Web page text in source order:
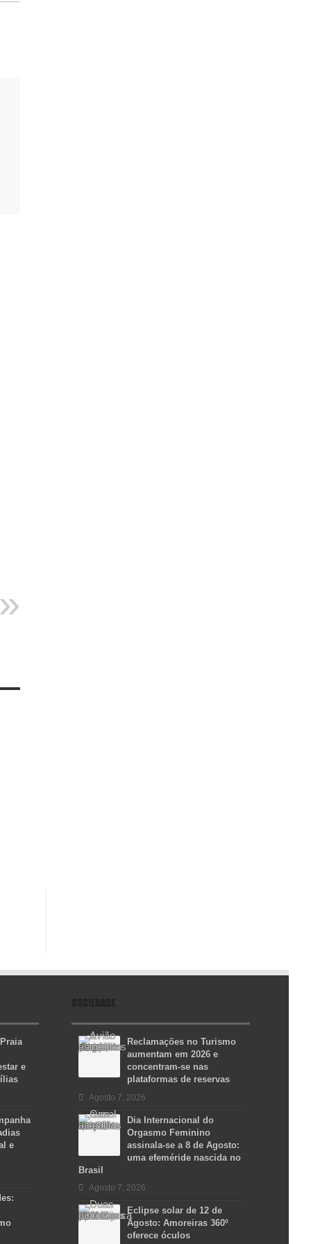
e
e
SOCIEDADE
Reclamações no Turismo
aumentam em 2026 e
concentram-se nas
plataformas de reservas
Agosto 7, 2026
Dia Internacional do
Orgasmo Feminino
assinala-se a 8 de Agosto:
uma efeméride nascida no
Brasil
Agosto 7, 2026
Eclipse solar de 12 de
Agosto: Amoreiras 360º
oferece óculos